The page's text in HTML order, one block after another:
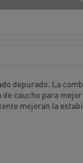
depurado. La
caucho para
mejoran la